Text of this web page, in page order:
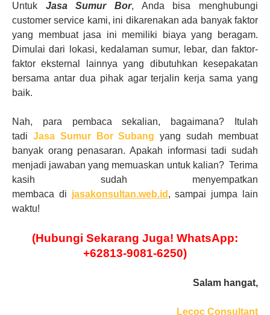
Untuk Jasa Sumur Bor, Anda bisa menghubungi
customer service kami, ini dikarenakan ada banyak faktor
yang membuat jasa ini memiliki biaya yang
beragam.
Dimulai dari lokasi, kedalaman sumur, lebar, dan faktor-
faktor eksternal lainnya yang dibutuhkan kesepakatan
bersama antar dua pihak agar terjalin kerja sama yang
baik.
Nah, para pembaca sekalian, bagaimana? Itulah
tadi Jasa Sumur Bor Subang
yang sudah membuat
banyak orang penasaran. Apakah informasi tadi sudah
menjadi jawaban yang memuaskan untuk kalian? Terima
kasih sudah menyempatkan
membaca di jasakonsultan.web.id , sampai jumpa lain
waktu!
(Hubungi Sekarang Juga! WhatsApp:
+62813-9081-6250)
Salam hangat,
Lecoc Consultant